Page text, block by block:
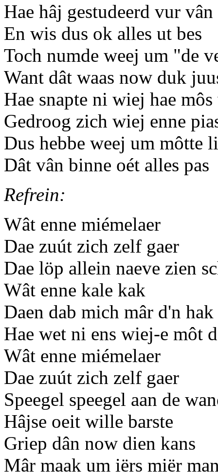
Hae hâj gestudeerd vur vân
En wis dus ok alles ut bes
Toch numde weej um "de
Want dât waas now duk
Hae snapte ni wiej hae
Gedroog zich wiej enne
Dus hebbe weej um môtte
Dât vân binne oét alles pas
Refrein:
Wât enne miémelaer
Dae zuút zich zelf gaer
Dae löp allein naeve zien
Wât enne kale kak
Daen dab mich mâr d'n hak
Hae wet ni ens wiej-e môt
Wât enne miémelaer
Dae zuút zich zelf gaer
Speegel speegel aan de
Hâjse oeit wille barste
Griep dân now dien kans
Mâr maak um iërs miër